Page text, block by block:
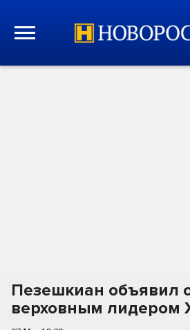
Пезешкиан объявил
верховным лидером